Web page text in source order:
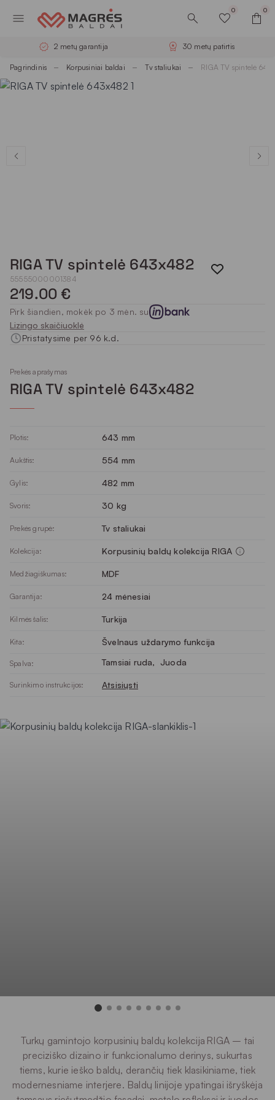
0 0
2 metų garantija 30 metų patirtis
Pagrindinis Korpusiniai baldai Tv staliukai RIGA TV spintelė
RIGA TV spintelė 643x482
55555000001384
219.00 €
Pirk šiandien, mokėk po 3 mėn. su
Lizingo skaičiuoklė
Pristatysime per 96 k.d.
Prekės aprašymas
RIGA TV spintelė 643x482
Plotis: 643 mm
Aukštis: 554 mm
Gylis: 482 mm
Svoris: 30 kg
Prekės grupė: Tv staliukai
Kolekcija: Korpusinių baldų kolekcija RIGA
Medžiagiškumas: MDF
Garantija: 24 mėnesiai
Kilmės šalis: Turkija
Kita: Švelnaus uždarymo funkcija
Spalva: Tamsiai ruda, Juoda
Surinkimo instrukcijos: Atsisiųsti
Turkų gamintojo korpusinių baldų kolekcija RIGA – tai
preciziško dizaino ir funkcionalumo derinys, sukurtas
tiems, kurie ieško baldų, derančių tiek klasikiniame, tiek
modernesniame interjere. Baldų linijoje ypatingai išryškėja